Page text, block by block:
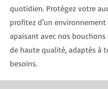
quotidien. Protégez votre
profitez d'un environnement
apaisant avec nos bouchons
de haute qualité, adaptés à
besoins.